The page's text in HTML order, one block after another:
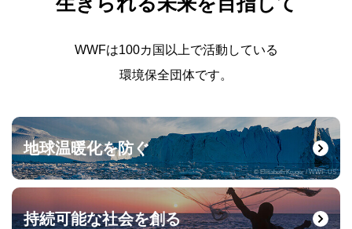
WWFは100カ国以上で活動している
環境保全団体です。
地球温暖化を防ぐ
© Elisabeth Kruger / WWF-US
持続可能な社会を創る